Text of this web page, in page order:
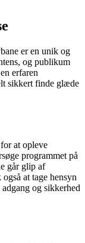
er en unik og
og publikum
erfaren
sikkert finde glæde
at opleve
programmet på
går glip af
at tage hensyn
og sikkerhed